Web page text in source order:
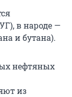
в народе —
и бутана).
нефтяных
из